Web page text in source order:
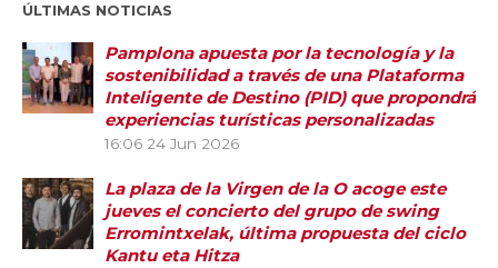
ÚLTIMAS NOTICIAS
Pamplona apuesta por la tecnología y la
sostenibilidad a través de una Plataforma
Inteligente de Destino (PID) que propondrá
experiencias turísticas personalizadas
16:06 24 Jun 2026
La plaza de la Virgen de la O acoge este
jueves el concierto del grupo de swing
Erromintxelak, última propuesta del ciclo
Kantu eta Hitza